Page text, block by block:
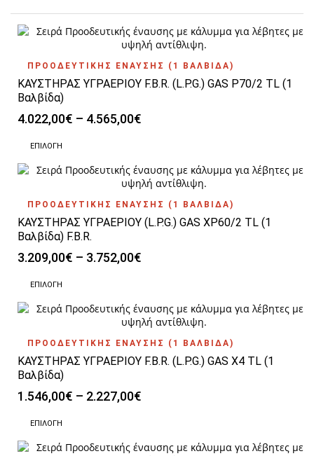
ΠΡΟΟΔΕΥΤΙΚΗΣ ΕΝΑΥΣΗΣ (1 ΒΑΛΒΙΔΑ)
ΚΑΥΣΤΗΡΑΣ ΥΓΡΑΕΡΙΟΥ F.B.R. (L.P.G.) GAS P70/2 TL (1
Βαλβίδα)
4.022,00€ – 4.565,00€
4.565,00€
ΕΠΙΛΟΓΉ
προϊόν
παραλλαγές.
Οι
επιλογές
να
σελίδα
του
ΠΡΟΟΔΕΥΤΙΚΗΣ ΕΝΑΥΣΗΣ (1 ΒΑΛΒΙΔΑ)
ΚΑΥΣΤΗΡΑΣ ΥΓΡΑΕΡΙΟΥ (L.P.G.) GAS XP60/2 TL (1
Βαλβίδα) F.B.R.
3.209,00€ – 3.752,00€
3.752,00€
ΕΠΙΛΟΓΉ
προϊόν
παραλλαγές.
Οι
να
σελίδα
ΠΡΟΟΔΕΥΤΙΚΗΣ ΕΝΑΥΣΗΣ (1 ΒΑΛΒΙΔΑ)
ΚΑΥΣΤΗΡΑΣ ΥΓΡΑΕΡΙΟΥ F.B.R. (L.P.G.) GAS X4 TL (1
Βαλβίδα)
1.546,00€ – 2.227,00€
2.227,00€
ΕΠΙΛΟΓΉ
προϊόν